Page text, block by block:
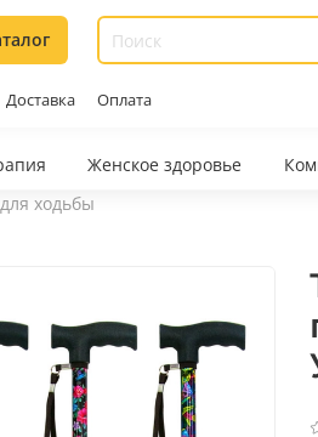
Доставка Оплата
Женское здоровье
ходьбы